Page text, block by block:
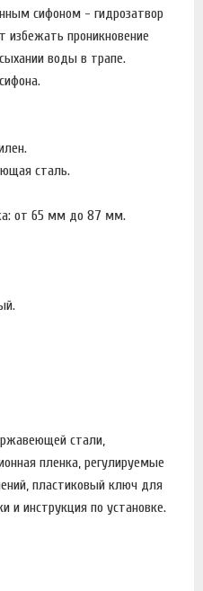
сифоном - гидрозатвор
избежать проникновение
воды в трапе.
сталь.
от 65 мм до 87 мм.
стали,
пленка, регулируемые
пластиковый ключ для
и инструкция по установке.